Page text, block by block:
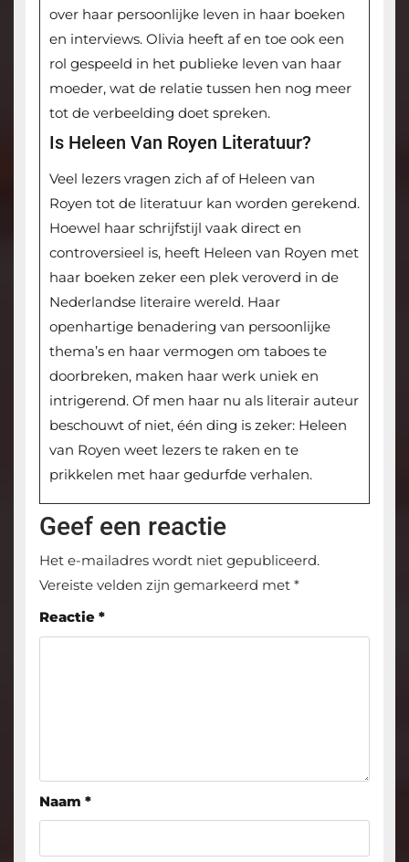
over haar persoonlijke leven in haar boeken
en interviews. Olivia heeft af en toe ook een
rol gespeeld in het publieke leven van haar
moeder, wat de relatie tussen hen nog meer
tot de verbeelding doet spreken.
Is Heleen Van Royen Literatuur?
Veel lezers vragen zich af of Heleen van
Royen tot de literatuur kan worden gerekend.
Hoewel haar schrijfstijl vaak direct en
controversieel is, heeft Heleen van Royen met
haar boeken zeker een plek veroverd in de
Nederlandse literaire wereld. Haar
openhartige benadering van persoonlijke
thema’s en haar vermogen om taboes te
doorbreken, maken haar werk uniek en
intrigerend. Of men haar nu als literair auteur
beschouwt of niet, één ding is zeker: Heleen
van Royen weet lezers te raken en te
prikkelen met haar gedurfde verhalen.
Geef een reactie
Het e-mailadres wordt niet gepubliceerd.
Vereiste velden zijn gemarkeerd met *
Reactie *
Naam *